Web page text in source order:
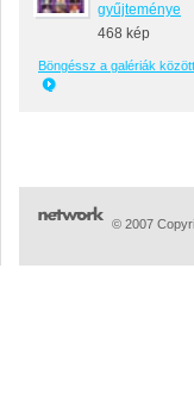
gyűjteménye
468 kép
Böngéssz a galériák
© 2007